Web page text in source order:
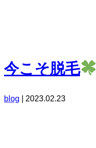
今こそ脱毛
blog 2023.02.23